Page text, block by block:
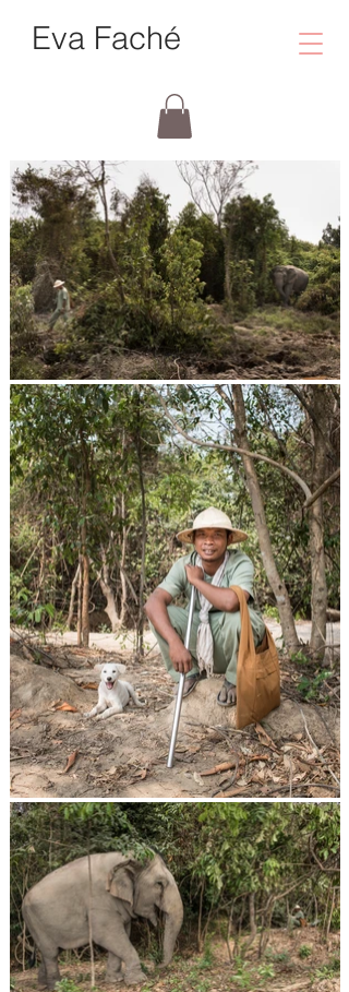
Eva Faché